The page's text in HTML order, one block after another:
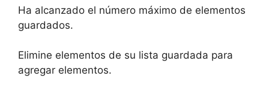
Ha alcanzado el número máximo de elementos
guardados.
Elimine elementos de su lista guardada para
agregar elementos.